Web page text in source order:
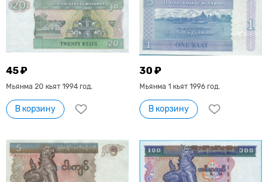
45 ₽
Мьянма 20 кьят 1994 год.
В корзину
30 ₽
Мьянма 1 кьят 1996 год.
В корзину